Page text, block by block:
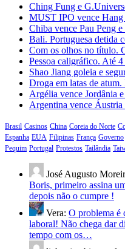
Ching Fung e
MUST IPO vence Hang
Chiba vence Pau Peng
Bali. Portuguesa detida
Com os olhos no título.
Pessoa caligráfico. Até
Shao Jiang goleia e
Droga em latas de
Argélia vence Jordânia
Argentina vence
Brasil Casinos China Coreia do Norte
Espanha EUA Filipinas França Governo
Pequim Portugal Protestos Tailândia
José Augusto
Boris, primeiro assina
depois não o cumpre !
Vera: O problema é
laboral! Não chega dar
tempo com os…